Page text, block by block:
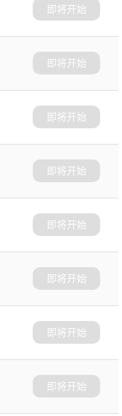
即将开始
即将开始
即将开始
即将开始
即将开始
即将开始
即将开始
即将开始